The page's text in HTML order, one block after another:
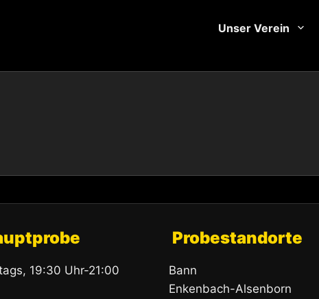
Unser Verein
19:30 Uhr-21:00
Probestandorte
Bann
Enkenbach-Alsenborn